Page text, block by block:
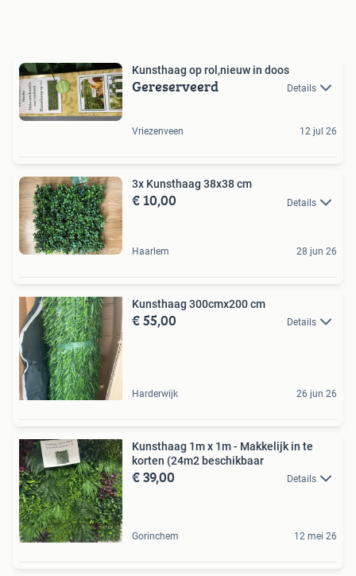
Kunsthaag op rol,nieuw in doos
Gereserveerd Details
Vriezenveen 12 jul 26
3x Kunsthaag 38x38 cm
€ 10,00 Details
Haarlem 28 jun 26
Kunsthaag 300cmx200 cm
€ 55,00 Details
Harderwijk 26 jun 26
Kunsthaag 1m x 1m - Makkelijk in te
korten (24m2 beschikbaar
€ 39,00 Details
Gorinchem 12 mei 26